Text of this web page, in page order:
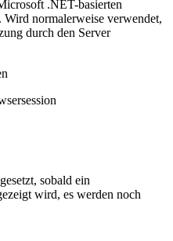
.NET-basierten
normalerweise verwendet,
durch den Server
sobald ein
wird, es werden noch